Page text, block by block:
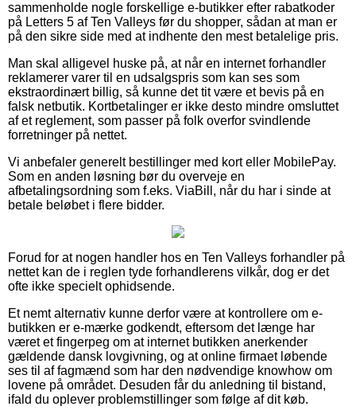
sammenholde nogle forskellige e-butikker efter rabatkoder
på Letters 5 af Ten Valleys før du shopper, sådan at man er
på den sikre side med at indhente den mest betalelige pris.
Man skal alligevel huske på, at når en internet forhandler
reklamerer varer til en udsalgspris som kan ses som
ekstraordinært billig, så kunne det tit være et bevis på en
falsk netbutik. Kortbetalinger er ikke desto mindre omsluttet
af et reglement, som passer på folk overfor svindlende
forretninger på nettet.
Vi anbefaler generelt bestillinger med kort eller MobilePay.
Som en anden løsning bør du overveje en
afbetalingsordning som f.eks. ViaBill, når du har i sinde at
betale beløbet i flere bidder.
Forud for at nogen handler hos en Ten Valleys forhandler på
nettet kan de i reglen tyde forhandlerens vilkår, dog er det
ofte ikke specielt ophidsende.
Et nemt alternativ kunne derfor være at kontrollere om e-
butikken er e-mærke godkendt, eftersom det længe har
været et fingerpeg om at internet butikken anerkender
gældende dansk lovgivning, og at online firmaet løbende
ses til af fagmænd som har den nødvendige knowhow om
lovene på området. Desuden får du anledning til bistand,
ifald du oplever problemstillinger som følge af dit køb.